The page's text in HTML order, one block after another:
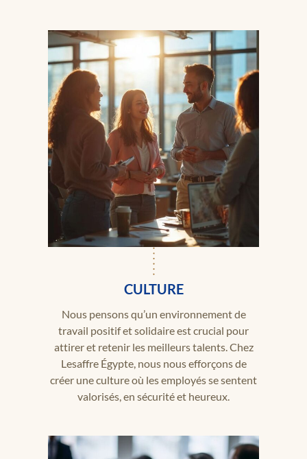
CULTURE
Nous pensons qu’un environnement de
travail positif et solidaire est crucial pour
attirer et retenir les meilleurs talents. Chez
Lesaffre Égypte, nous nous efforçons de
créer une culture où les employés se sentent
valorisés, en sécurité et heureux.